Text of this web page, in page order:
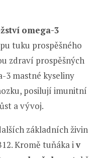
omega-3
tuku prospěšného
zdraví prospěšných
3 mastné kyseliny
posilují imunitní
a vývoj.
základních živin
Kromě tuňáka iv